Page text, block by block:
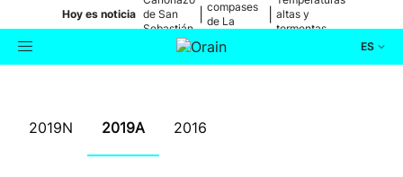
Hoy es noticia de San
Sebastián
compases
de La
altas y
tormentas
ES
2019N 2019A 2016